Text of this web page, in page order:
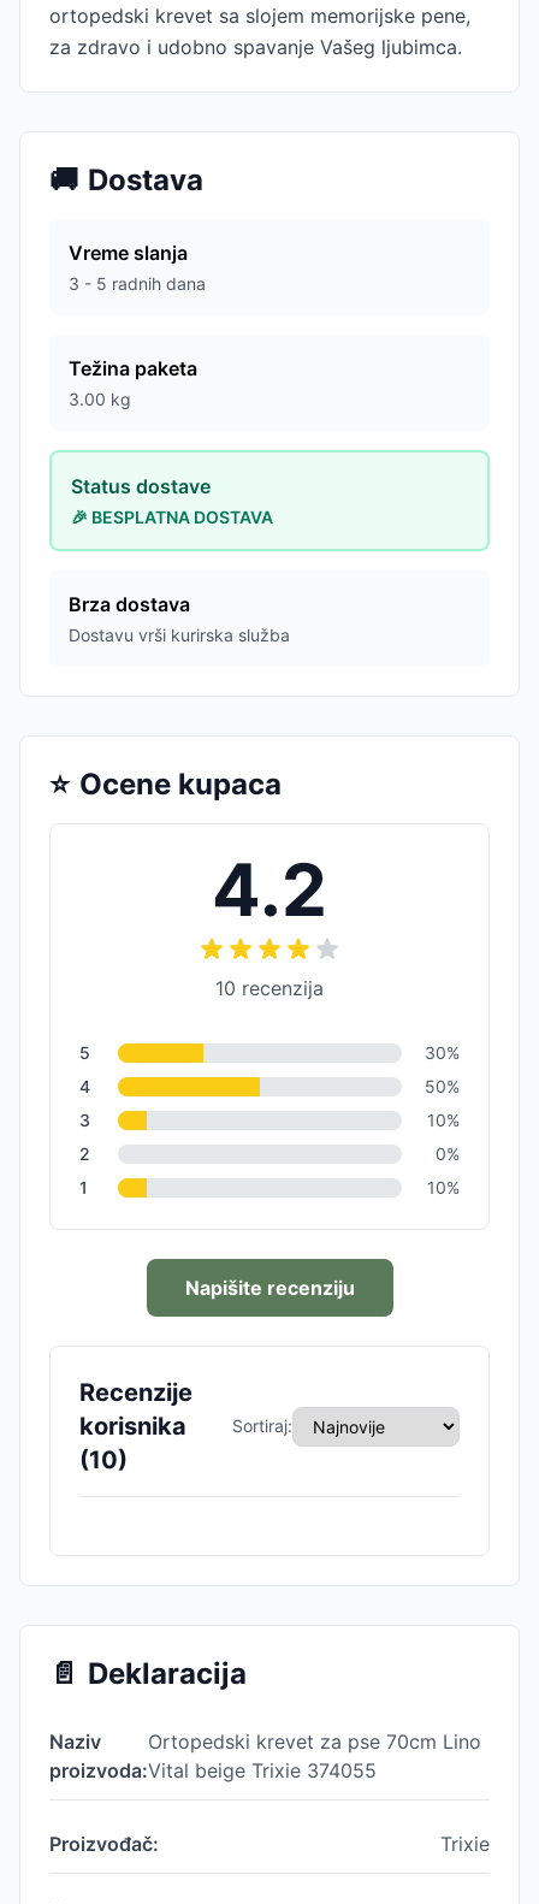
ortopedski krevet sa slojem memorijske pene,
za zdravo i udobno spavanje Vašeg ljubimca.
🚚 Dostava
Vreme slanja
3 - 5 radnih dana
Težina paketa
3.00 kg
Status dostave
🎉 BESPLATNA DOSTAVA
Brza dostava
Dostavu vrši kurirska služba
⭐ Ocene kupaca
4.2
10 recenzija
5 30%
4
50%
3
10%
2
0%
1
10%
Napišite recenziju
Recenzije
korisnika
(10)
Sortiraj:
📄 Deklaracija
Naziv
proizvoda:
Ortopedski krevet za pse 70cm Lino
Vital beige Trixie 374055
Proizvođač: Trixie